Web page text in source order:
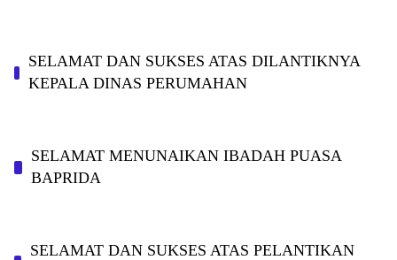
SELAMAT DAN SUKSES ATAS DILANTIKNYA
KEPALA DINAS PERUMAHAN
SELAMAT MENUNAIKAN IBADAH PUASA
BAPRIDA
SELAMAT DAN SUKSES ATAS PELANTIKAN